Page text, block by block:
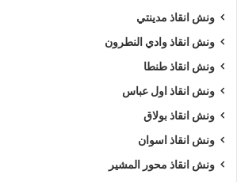
ونش انقاذ مدينتي
ونش انقاذ وادي النطرون
ونش انقاذ طنطا
ونش انقاذ اول عباس
ونش انقاذ بولاق
ونش انقاذ اسوان
ونش انقاذ محور المشير